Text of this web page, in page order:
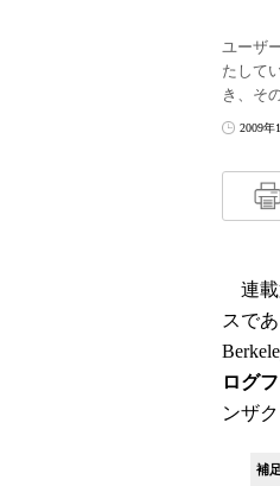
ユーザ
たして
き、そ
2009年
連載
スで
ログ
ンザ
補